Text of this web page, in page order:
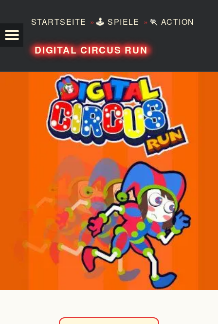
STARTSEITE »🕹️ SPIELE » 🏃 ACTION
DIGITAL CIRCUS RUN